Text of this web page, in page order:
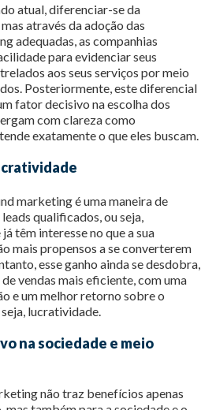
atual, diferenciar-se da
através da adoção das
adequadas, as companhias
para evidenciar seus
aos seus serviços por meio
Posteriormente, este diferencial
fator decisivo na escolha dos
com clareza como
exatamente o que eles buscam.
marketing é uma maneira de
qualificados, ou seja,
têm interesse no que a sua
mais propensos a se converterem
esse ganho ainda se desdobra,
vendas mais eficiente, com uma
e um melhor retorno sobre o
lucratividade.
na sociedade e meio
não traz benefícios apenas